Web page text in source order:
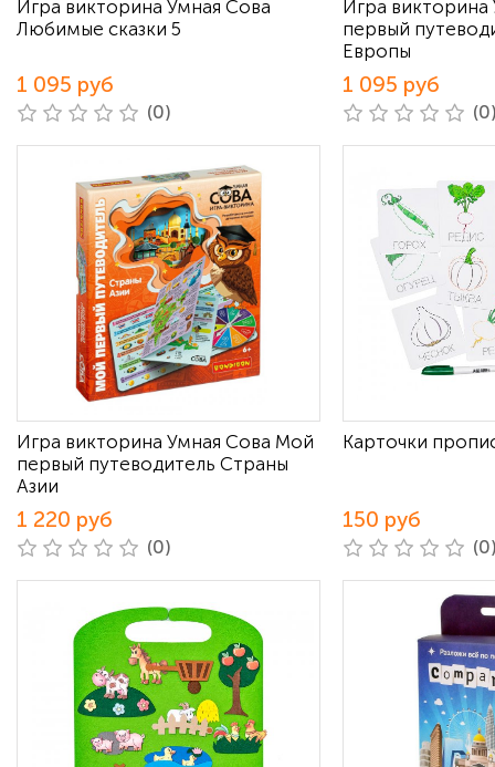
Игра викторина Умная Сова
Любимые сказки 5
1 095 руб
(0)
Игра
первый
Европы
1 095 руб
Игра викторина Умная Сова Мой
первый путеводитель Страны
Азии
1 220 руб
(0)
Карточки
150 руб